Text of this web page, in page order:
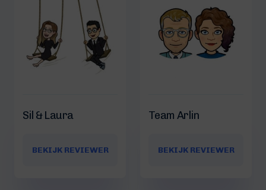
Sil & Laura
BEKIJK REVIEWER
Team Arlin
BEKIJK REVIEWER